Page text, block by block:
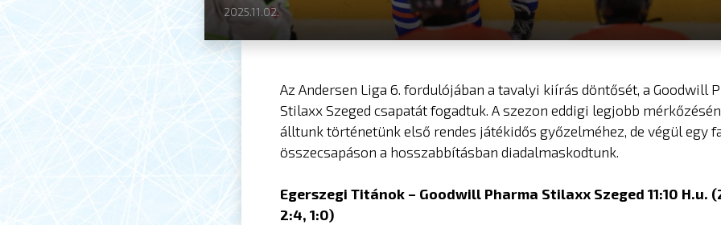
2025.11.02.
Az Andersen Liga 6. fordulójában a tavalyi kiírás döntősét, a Goodwill
Stilaxx Szeged csapatát fogadtuk. A szezon eddigi legjobb
álltunk történetünk első rendes játékidős győzelméhez, de végül egy
összecsapáson a hosszabbításban diadalmaskodtunk.
Egerszegi Titánok – Goodwill Pharma Stilaxx Szeged 11:10 H.u.
2:4, 1:0)